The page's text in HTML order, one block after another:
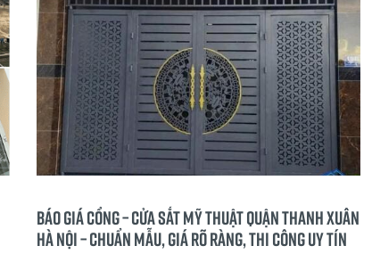
BÁO GIÁ CỔNG – CỬA SẮT MỸ THUẬT QUẬN THANH XUÂN
HÀ NỘI – CHUẨN MẪU, GIÁ RÕ RÀNG, THI CÔNG UY TÍN